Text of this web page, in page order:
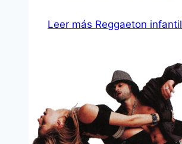
Leer más Reggaeton infantil